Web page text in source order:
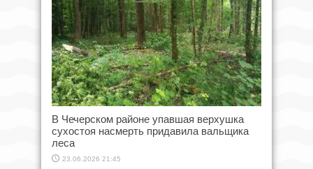
В Чечерском районе упавшая верхушка
сухостоя насмерть придавила вальщика
леса
23.06.2026 21:45